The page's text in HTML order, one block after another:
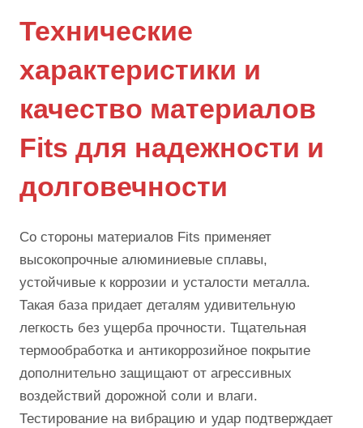
Технические
характеристики и
качество материалов
Fits для надежности и
долговечности
Со стороны материалов Fits применяет
высокопрочные алюминиевые сплавы,
устойчивые к коррозии и усталости металла.
Такая база придает деталям удивительную
легкость без ущерба прочности. Тщательная
термообработка и антикоррозийное покрытие
дополнительно защищают от агрессивных
воздействий дорожной соли и влаги.
Тестирование на вибрацию и удар подтверждает